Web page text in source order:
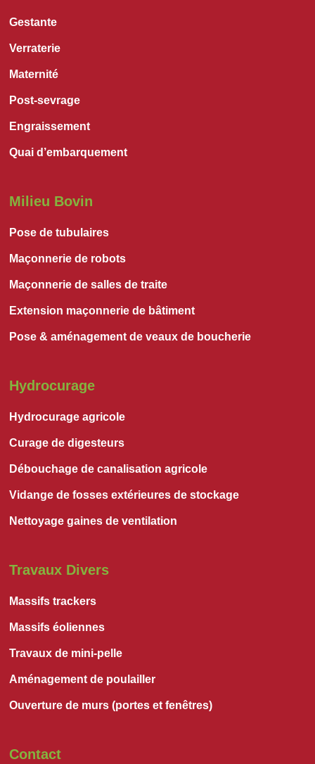
Gestante
Verraterie
Maternité
Post-sevrage
Engraissement
Quai d’embarquement
Milieu Bovin
Pose de tubulaires
Maçonnerie de robots
Maçonnerie de salles de traite
Extension maçonnerie de bâtiment
Pose & aménagement de veaux de boucherie
Hydrocurage
Hydrocurage agricole
Curage de digesteurs
Débouchage de canalisation agricole
Vidange de fosses extérieures de stockage
Nettoyage gaines de ventilation
Travaux Divers
Massifs trackers
Massifs éoliennes
Travaux de mini-pelle
Aménagement de poulailler
Ouverture de murs (portes et fenêtres)
Contact